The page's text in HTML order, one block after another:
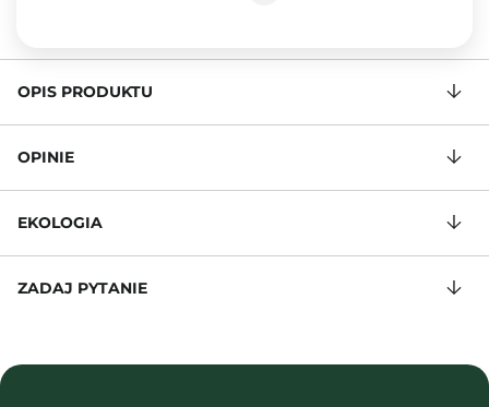
OPIS PRODUKTU
OPINIE
EKOLOGIA
ZADAJ PYTANIE